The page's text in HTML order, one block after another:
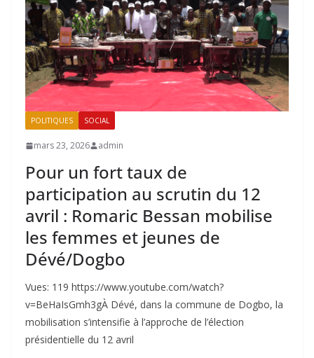
POLITIQUES SOCIAL
mars 23, 2026 admin
‎Pour un fort taux de
participation au scrutin du 12
avril : Romaric Bessan mobilise
les femmes et jeunes de
Dévé/Dogbo
Vues: 119 https://www.youtube.com/watch?
v=BeHaIsGmh3g‎À Dévé, dans la commune de Dogbo, la
mobilisation s’intensifie à l’approche de l’élection
présidentielle du 12 avril